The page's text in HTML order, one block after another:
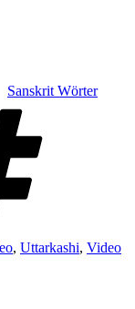
Sanskrit Wörter
, Uttarkashi, Video